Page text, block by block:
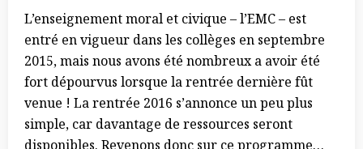
L’enseignement moral et civique – l’EMC – est
entré en vigueur dans les collèges en septembre
2015, mais nous avons été nombreux a avoir été
fort dépourvus lorsque la rentrée dernière fût
venue ! La rentrée 2016 s’annonce un peu plus
simple, car davantage de ressources seront
disponibles. Revenons donc sur ce programme…